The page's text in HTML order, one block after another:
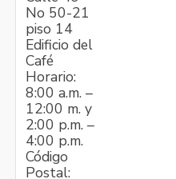
No 50-21
piso 14
Edificio del
Café
Horario:
8:00 a.m. –
12:00 m. y
2:00 p.m. –
4:00 p.m.
Código
Postal: